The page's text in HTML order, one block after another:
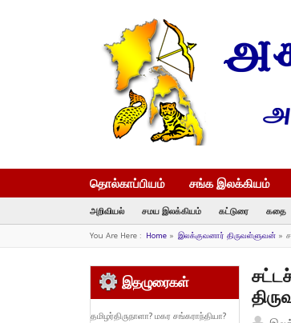
தொல்காப்பியம் சங்க இலக்கியம்
அறிவியல் சமய இலக்கியம் கட்டுரை கதை
You Are Here : Home» இலக்குவனார் திருவள்ளுவன்»
இதழுரைகள்
தமிழர்திருநாளா? மகர சங்கராந்தியா?